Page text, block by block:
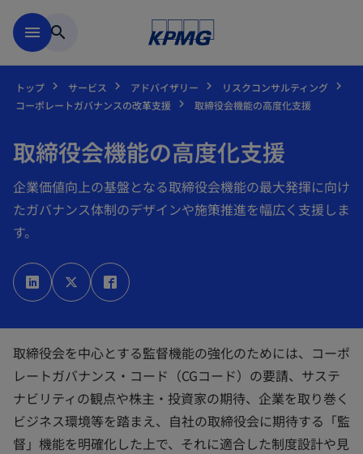
menu search
トップ サービス アドバイザリー
リスクコンサルティング
コーポレートガバナンスの改革支援
取締役会機能の高度化支援
取締役会機能の高度化支援
企業価値向上の基盤となる取締役会機能の最大発揮に向け
たガバナンス体制のデザインや施策推進を幅広く支援しま
す。
新
し
い
タ
新
し
い
タ
し
い
取締役会を中心とする監督機能の強化のためには、コーポ
レートガバナンス・コード（CGコード）の要請、サステ
ナビリティの観点や株主・投資家の期待、企業を取り巻く
ビジネス環境等を踏まえ、自社の取締役会に期待する「監
督」機能を明確化した上で、それに適合した制度設計や見